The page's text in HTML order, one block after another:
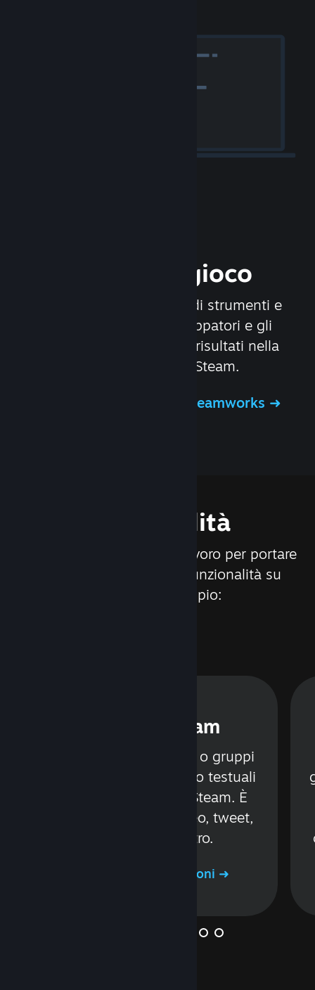
Rilascia il tuo gioco
Steamworks è un insieme di strumenti e
servizi che aiutano gli sviluppatori e gli
editori a ottenere i migliori risultati nella
distribuzione dei giochi su Steam.
Ulteriori informazioni su Steamworks
Funzionalità
Siamo costantemente al lavoro per portare
nuovi aggiornamenti e funzionalità su
Steam, ad esempio:
Chat di Steam
Comunica con amici o gruppi
tramite canali vocali o testuali
senza mai lasciare Steam. È
possibile inviare video, tweet,
GIF e molto altro.
Ulteriori informazioni